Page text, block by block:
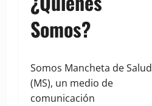
Somos?
Somos Mancheta de Salud
(MS), un medio de
comunicación